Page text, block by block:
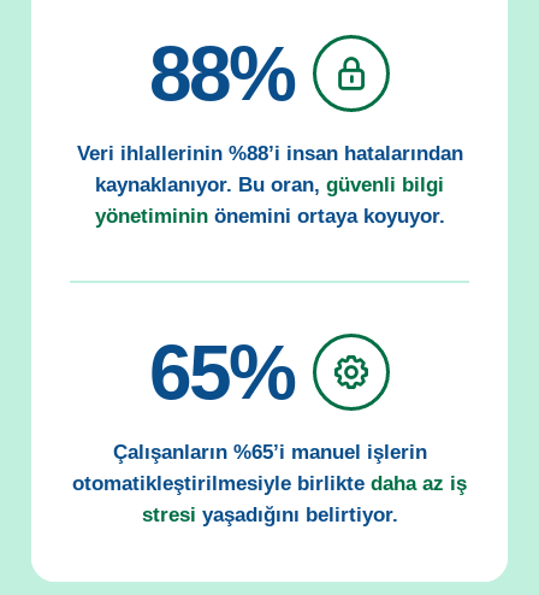
88%
Veri ihlallerinin %88’i insan hatalarından
kaynaklanıyor. Bu oran, güvenli bilgi
yönetimininönemini ortaya koyuyor.
65%
Çalışanların %65’i manuel işlerin
otomatikleştirilmesiyle birlikte daha az iş
stresi yaşadığını belirtiyor.